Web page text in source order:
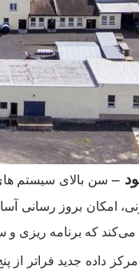
–سن بالای سیستم
امکان بروز
می‌کند که برنامه ریزی
داده جدید فراتر از